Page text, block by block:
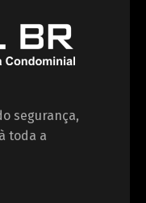
segurança,
toda a